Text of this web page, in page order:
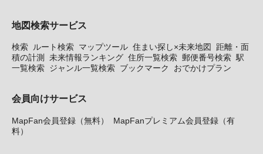
地図検索サービス
検索 ルート検索 マップツール 住まい探し×未来地図
距離・面
積の計測
未来情報ランキング 住所一覧検索 郵便番号検索 駅
一覧検索 ジャンル一覧検索 ブックマーク おでかけプラン
会員向けサービス
MapFan会員登録（無料）
MapFanプレミアム会員登録（有
料）